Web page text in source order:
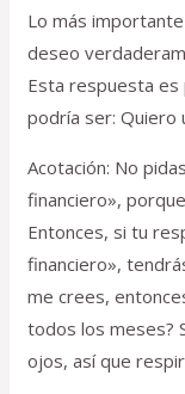
Lo más
deseo
Esta respuesta
podría ser: Quiero
Acotación: No
financiero»,
Entonces, si tu
financiero»,
me crees,
todos los meses?
ojos, así que